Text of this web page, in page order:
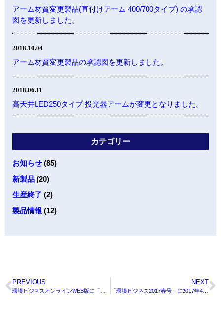
アーム材質変更製品(直付けアーム 400/700タイプ) の承認
図を更新しました。
2018.10.04
アーム材質変更製品の承認図を更新しました。
2018.06.11
高天井LED250タイプ 投光器アームが変更となりました。
カテゴリー
お知らせ (85)
新製品 (20)
生産終了 (2)
製品情報 (12)
PREVIOUS NEXT
「環境ビジネス2017春号」に2017年4月販売開始予定製品『高天井LED SKY』 が掲載されました。